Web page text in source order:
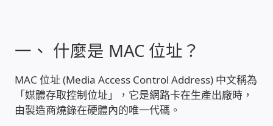
電腦資訊-實績案例
電話總機安裝維修-實績案例
聯絡我們
一、 什麼是 MAC 位址？
MAC 位址 (Media Access Control Address) 中文稱為
「媒體存取控制位址」，它是網路卡在生產出廠時，
由製造商燒錄在硬體內的唯一代碼。